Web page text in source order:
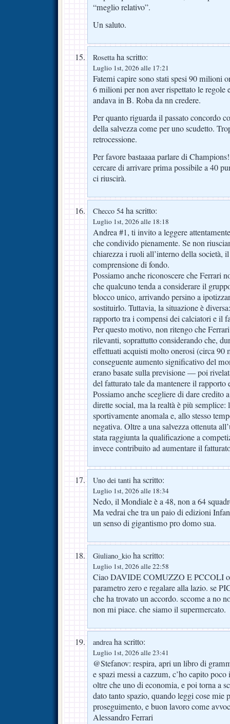
“meglio relativo”.
Un saluto.
Rosettaha scritto:
Luglio 1st, 2026 alle 17:21
Fatemi capire sono stati spesi 90 milioni
6 milioni per non aver rispettato le regole
andava in B. Roba da nn credere.
Per quanto riguarda il passato concordo
della salvezza come per uno scudetto.
retrocessione.
Per favore bastaaaa parlare di
cercare di arrivare prima possibile a 40
ci riuscirà.
Checco 54 ha scritto:
Luglio 1st, 2026 alle 18:18
Andrea #1, ti invito a leggere
che condivido pienamente. Se non
chiarezza i ruoli all’interno della società,
comprensione di fondo.
Possiamo anche riconoscere che Ferrari
che qualcuno tenda a considerare il
blocco unico, arrivando persino a
sostituirlo. Tuttavia, la situazione è
rapporto tra i compensi dei calciatori e il
Per questo motivo, non ritengo che
rilevanti, soprattutto considerando che,
effettuati acquisti molto onerosi (circa 90
conseguente aumento significativo del
erano basate sulla previsione — poi
del fatturato tale da mantenere il
Possiamo anche scegliere di dare credito
dirette social, ma la realtà è più semplice:
sportivamente anomala e, allo stesso
negativa. Oltre a una salvezza ottenuta
stata raggiunta la qualificazione a
invece contribuito ad aumentare il
Uno dei tanti ha scritto:
Luglio 1st, 2026 alle 18:34
Nedo, il Mondiale è a 48, non a 64
Ma vedrai che tra un paio di edizioni
un senso di gigantismo pro domo sua.
Giuliano_kio ha scritto:
Luglio 1st, 2026 alle 22:58
Ciao DAVIDE COMUZZO E PCCOLI
parametro zero e regalare alla lazio. se
che ha trovato un accordo. sccome a no
non mi piace. che siamo il supermercato.
andreaha scritto:
Luglio 1st, 2026 alle 23:41
@Stefanov: respira, apri un libro di
e spazi messi a cazzum, c’ho capito
oltre che uno di economia, e poi torna a
dato tanto spazio, quando leggi cose mie
proseguimento, e buon lavoro come
Alessandro Ferrari